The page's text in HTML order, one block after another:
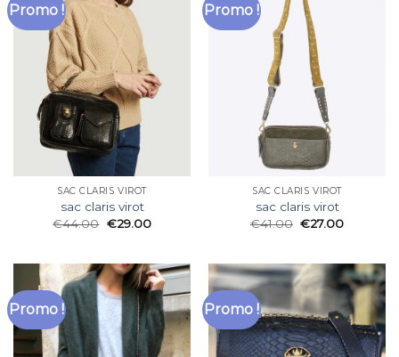
Promo !
SAC CLARIS VIROT
sac claris virot
€44.00 €29.00
Promo !
SAC CLARIS VIROT
sac claris virot
€41.00 €27.00
Promo ! Promo !